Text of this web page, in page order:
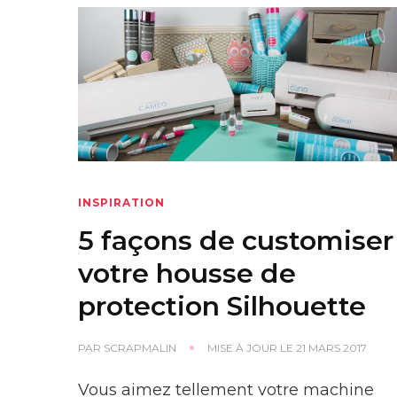
INSPIRATION
5 façons de customiser
votre housse de
protection Silhouette
PAR SCRAPMALIN MISE À JOUR LE 21 MARS 2017
Vous aimez tellement votre machine